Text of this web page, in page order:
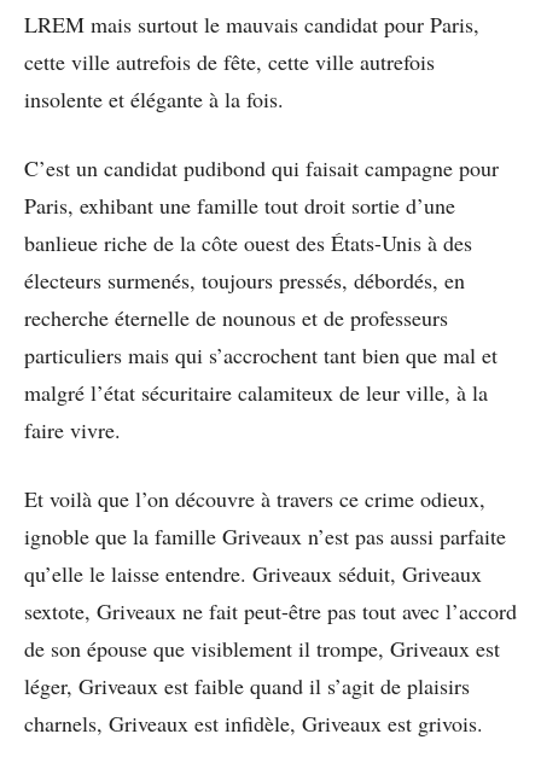
LREM mais surtout le mauvais candidat pour Paris,
cette ville autrefois de fête, cette ville autrefois
insolente et élégante à la fois.
C’est un candidat pudibond qui faisait campagne pour
Paris, exhibant une famille tout droit sortie d’une
banlieue riche de la côte ouest des États-Unis à des
électeurs surmenés, toujours pressés, débordés, en
recherche éternelle de nounous et de professeurs
particuliers mais qui s’accrochent tant bien que mal et
malgré l’état sécuritaire calamiteux de leur ville, à la
faire vivre.
Et voilà que l’on découvre à travers ce crime odieux,
ignoble que la famille Griveaux n’est pas aussi parfaite
qu’elle le laisse entendre. Griveaux séduit, Griveaux
sextote, Griveaux ne fait peut-être pas tout avec l’accord
de son épouse que visiblement il trompe, Griveaux est
léger, Griveaux est faible quand il s’agit de plaisirs
charnels, Griveaux est infidèle, Griveaux est grivois.